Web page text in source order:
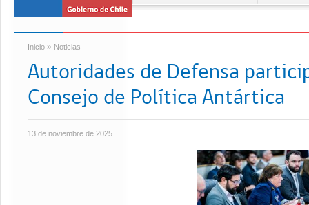
Inicio » Noticias
Autoridades de Defensa
Consejo de Política Antártica
13 de noviembre de 2025